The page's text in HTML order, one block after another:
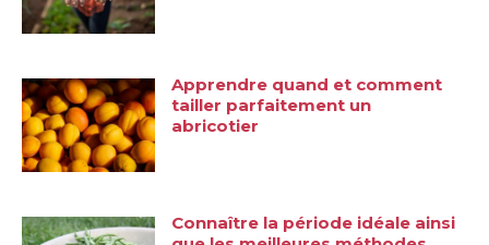
Apprendre quand et comment
tailler parfaitement un
abricotier
Connaître la période idéale ainsi